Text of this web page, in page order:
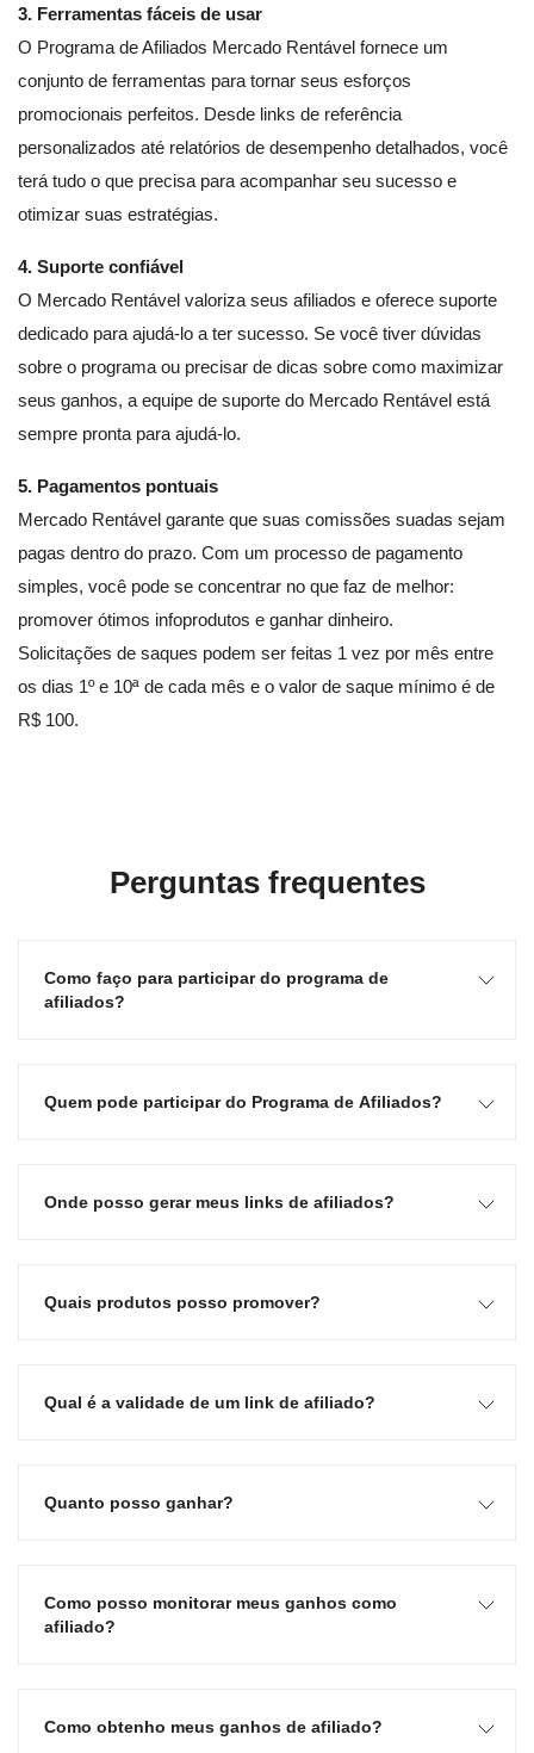
3. Ferramentas fáceis de usar
O Programa de Afiliados Mercado Rentável fornece um
conjunto de ferramentas para tornar seus esforços
promocionais perfeitos. Desde links de referência
personalizados até relatórios de desempenho detalhados, você
terá tudo o que precisa para acompanhar seu sucesso e
otimizar suas estratégias.
4. Suporte confiável
O Mercado Rentável valoriza seus afiliados e oferece suporte
dedicado para ajudá-lo a ter sucesso. Se você tiver dúvidas
sobre o programa ou precisar de dicas sobre como maximizar
seus ganhos, a equipe de suporte do Mercado Rentável está
sempre pronta para ajudá-lo.
5. Pagamentos pontuais
Mercado Rentável garante que suas comissões suadas sejam
pagas dentro do prazo. Com um processo de pagamento
simples, você pode se concentrar no que faz de melhor:
promover ótimos infoprodutos e ganhar dinheiro.
Solicitações de saques podem ser feitas 1 vez por mês entre
os dias 1º e 10ª de cada mês e o valor de saque mínimo é de
R$ 100.
Perguntas frequentes
Como faço para participar do programa de
afiliados?
Quem pode participar do Programa de Afiliados?
Onde posso gerar meus links de afiliados?
Quais produtos posso promover?
Qual é a validade de um link de afiliado?
Quanto posso ganhar?
Como posso monitorar meus ganhos como
afiliado?
Como obtenho meus ganhos de afiliado?